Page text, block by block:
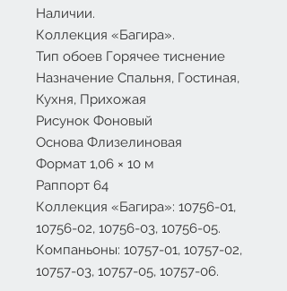
Наличии.
Коллекция «Багира».
Тип обоев Горячее тиснение
Назначение Спальня, Гостиная,
Кухня, Прихожая
Рисунок Фоновый
Основа Флизелиновая
Формат 1,06 × 10 м
Раппорт 64
Коллекция «Багира»: 10756-01,
10756-02, 10756-03, 10756-05.
Компаньоны: 10757-01, 10757-02,
10757-03, 10757-05, 10757-06.